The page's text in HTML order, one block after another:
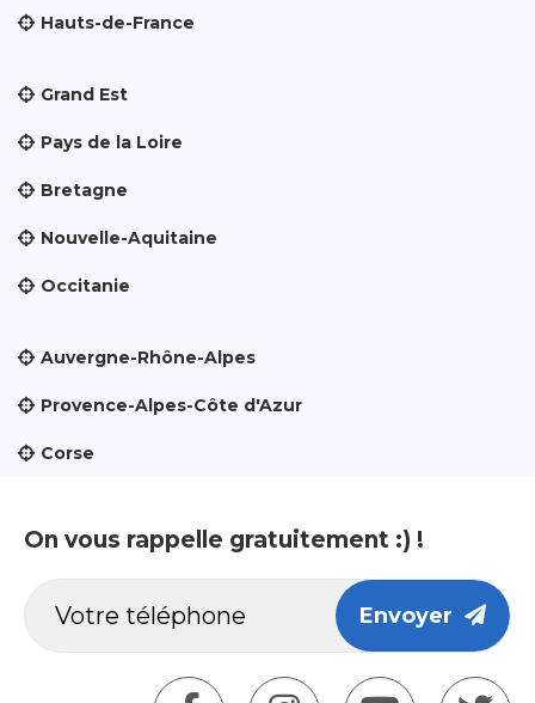
Hauts-de-France
Grand Est
Pays de la Loire
Bretagne
Nouvelle-Aquitaine
Occitanie
Auvergne-Rhône-Alpes
Provence-Alpes-Côte d'Azur
Corse
On vous rappelle gratuitement :) !
Envoyer